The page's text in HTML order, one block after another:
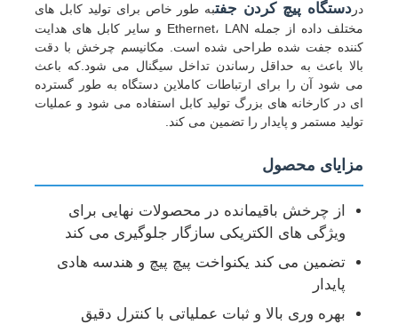
دستگاه بسته بندی کابل
ماشین پیچ و خم کابل
دردستگاه پیچ کردن جفتبه طور خاص برای تولید کابل های
مختلف داده از جمله Ethernet، LAN و سایر کابل های هدایت
کننده جفت شده طراحی شده است. مکانیسم چرخش با دقت
بالا باعث به حداقل رساندن تداخل سیگنال می شود.که باعث
می شود آن را برای ارتباطات کاملاین دستگاه به طور گسترده
ای در کارخانه های بزرگ تولید کابل استفاده می شود و عملیات
تولید مستمر و پایدار را تضمین می کند.
مزایای محصول
از چرخش باقیمانده در محصولات نهایی برای
ویژگی های الکتریکی سازگار جلوگیری می کند
تضمین می کند یکنواخت پیچ پیچ و هندسه هادی
پایدار
بهره وری بالا و ثبات عملیاتی با کنترل دقیق